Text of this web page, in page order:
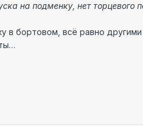
на подменку, нет торцевого
в бортовом, всё равно